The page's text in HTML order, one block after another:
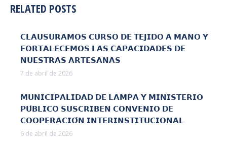
RELATED POSTS
𝗖𝗟𝗔𝗨𝗦𝗨𝗥𝗔𝗠𝗢𝗦 𝗖𝗨𝗥𝗦𝗢 𝗗𝗘 𝗧𝗘𝗝𝗜𝗗𝗢 𝗔 𝗠𝗔𝗡𝗢 𝗬
𝗙𝗢𝗥𝗧𝗔𝗟𝗘𝗖𝗘𝗠𝗢𝗦 𝗟𝗔𝗦 𝗖𝗔𝗣𝗔𝗖𝗜𝗗𝗔𝗗𝗘𝗦 𝗗𝗘
𝗡𝗨𝗘𝗦𝗧𝗥𝗔𝗦 𝗔𝗥𝗧𝗘𝗦𝗔𝗡𝗔𝗦
7 de abril de 2026
𝗠𝗨𝗡𝗜𝗖𝗜𝗣𝗔𝗟𝗜𝗗𝗔𝗗 𝗗𝗘 𝗟𝗔𝗠𝗣𝗔 𝗬 𝗠𝗜𝗡𝗜𝗦𝗧𝗘𝗥𝗜𝗢
𝗣𝗨́𝗕𝗟𝗜𝗖𝗢 𝗦𝗨𝗦𝗖𝗥𝗜𝗕𝗘𝗡 𝗖𝗢𝗡𝗩𝗘𝗡𝗜𝗢 𝗗𝗘
𝗖𝗢𝗢𝗣𝗘𝗥𝗔𝗖𝗜𝗢́𝗡 𝗜𝗡𝗧𝗘𝗥𝗜𝗡𝗦𝗧𝗜𝗧𝗨𝗖𝗜𝗢𝗡𝗔𝗟
6 de abril de 2026